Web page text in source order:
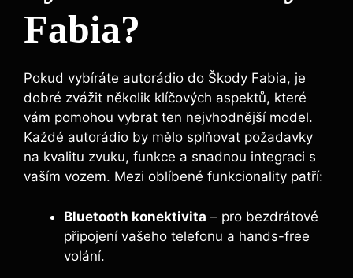
Fabia?
Pokud vybíráte autorádio do Škody Fabia, je
dobré zvážit několik klíčových aspektů, které
vám pomohou vybrat ten nejvhodnější model.
Každé autorádio by mělo splňovat požadavky
na kvalitu zvuku, funkce a snadnou integraci s
vaším vozem. Mezi oblíbené funkcionality patří:
Bluetooth konektivita – pro bezdrátové
připojení vašeho telefonu a hands-free
volání.